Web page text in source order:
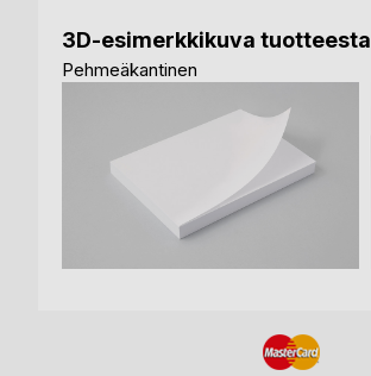
3D-esimerkkikuva
Pehmeäkantinen